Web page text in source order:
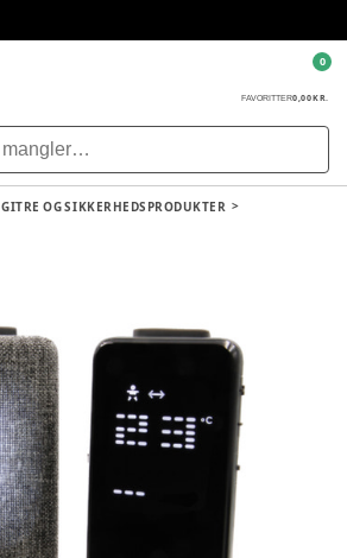
FAVORITTER0,00 KR.
0
GITRE OG SIKKERHEDSPRODUKTER